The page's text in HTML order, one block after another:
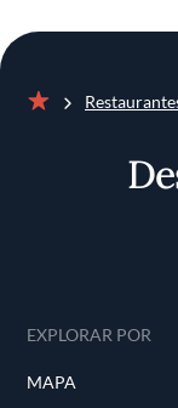
EXPLORAR POR
MAPA